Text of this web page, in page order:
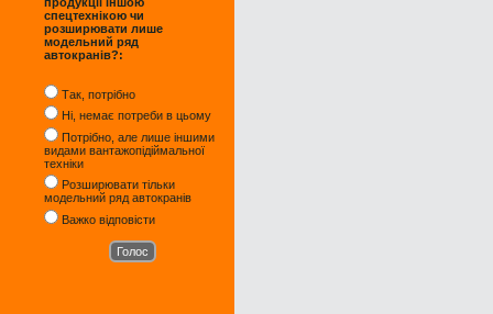
спецтехнікою чи
розширювати лише
модельний ряд
автокранів?:
Так, потрібно
Ні, немає потреби в цьому
Потрібно, але лише іншими
видами вантажопідіймальної
техніки
Розширювати тільки
модельний ряд автокранів
Важко відповісти